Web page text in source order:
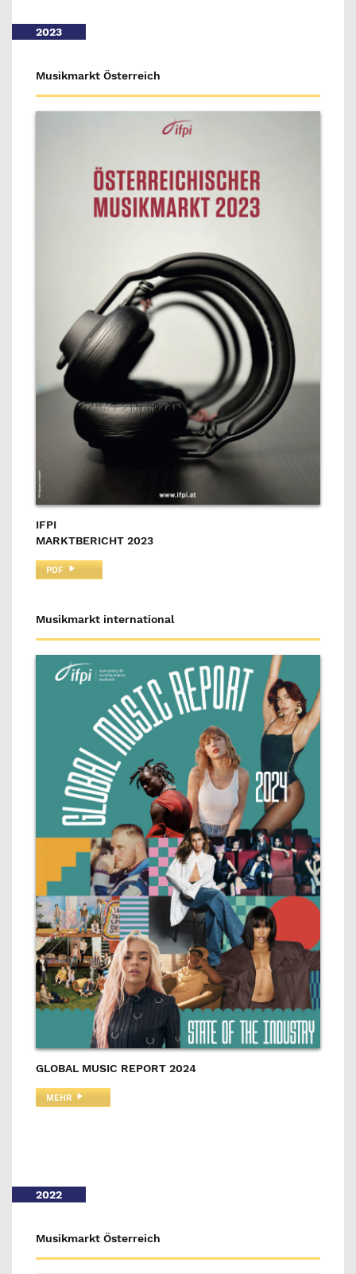
2023
Musikmarkt Österreich
IFPI
MARKTBERICHT 2023
PDF
Musikmarkt international
GLOBAL MUSIC REPORT 2024
MEHR
2022
Musikmarkt Österreich